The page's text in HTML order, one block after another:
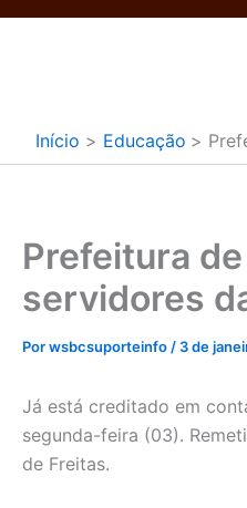
Ir
Início Educação
Prefeitura
servidores
Porwsbcsuporteinfo / 3 de
Já está creditado em
segunda-feira (03).
de Freitas.